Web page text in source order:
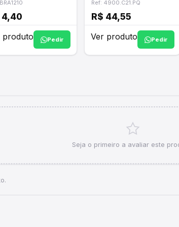
4,40
produto
Pedir
Ref: 4900.C21.PQ
R$ 44,55
Ver produto
Pedir
Seja o primeiro a avaliar este